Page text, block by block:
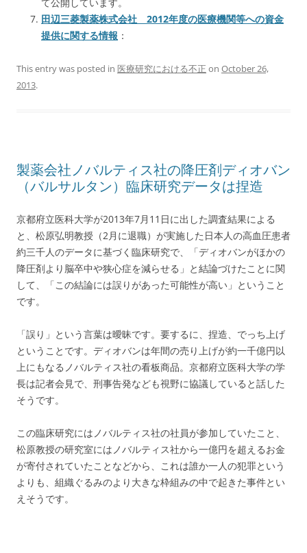
田辺三菱製薬株式会社 2012年度の医療機関等への資金
提供に関する情報 ：
This entry was posted in 医療研究における不正 on October 26,
2013.
製薬会社ノバルティス社の降圧剤ディオバン
（バルサルタン）臨床研究データは捏造
京都府立医科大学が2013年7月11日に出した調査結果による
と、松原弘明教授（2月に退職）が実施した日本人の高血圧患者
約三千人のデータに基づく臨床研究で、「ディオバンがほかの
降圧剤より脳卒中や狭心症を減らせる」と結論づけたことに関
して、「この結論には誤りがあった可能性が高い」ということ
です。
「誤り」という言葉は曖昧です。要するに、捏造、でっち上げ
ということです。ディオバンは年間の売り上げが約一千億円以
上にもなるノバルティス社の看板商品。京都府立医科大学の学
長は記者会見で、刑事告発なども視野に協議していると話した
そうです。
この臨床研究にはノバルティス社の社員が参加していたこと、
松原教授の研究室にはノバルティス社から一億円を超えるお金
が寄付されていたことなどから、これは誰か一人の犯罪という
よりも、組織ぐるみのより大きな枠組みの中で起きた事件とい
えそうです。